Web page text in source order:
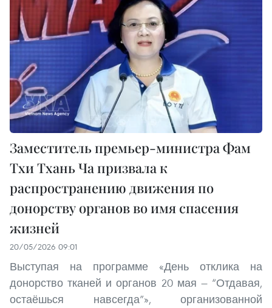
Заместитель премьер-министра Фам
Тхи Тхань Ча призвала к
распространению движения по
донорству органов во имя спасения
жизней
20/05/2026 09:01
Выступая на программе «День отклика на
донорство тканей и органов 20 мая — “Отдавая,
остаёшься навсегда”», организованной